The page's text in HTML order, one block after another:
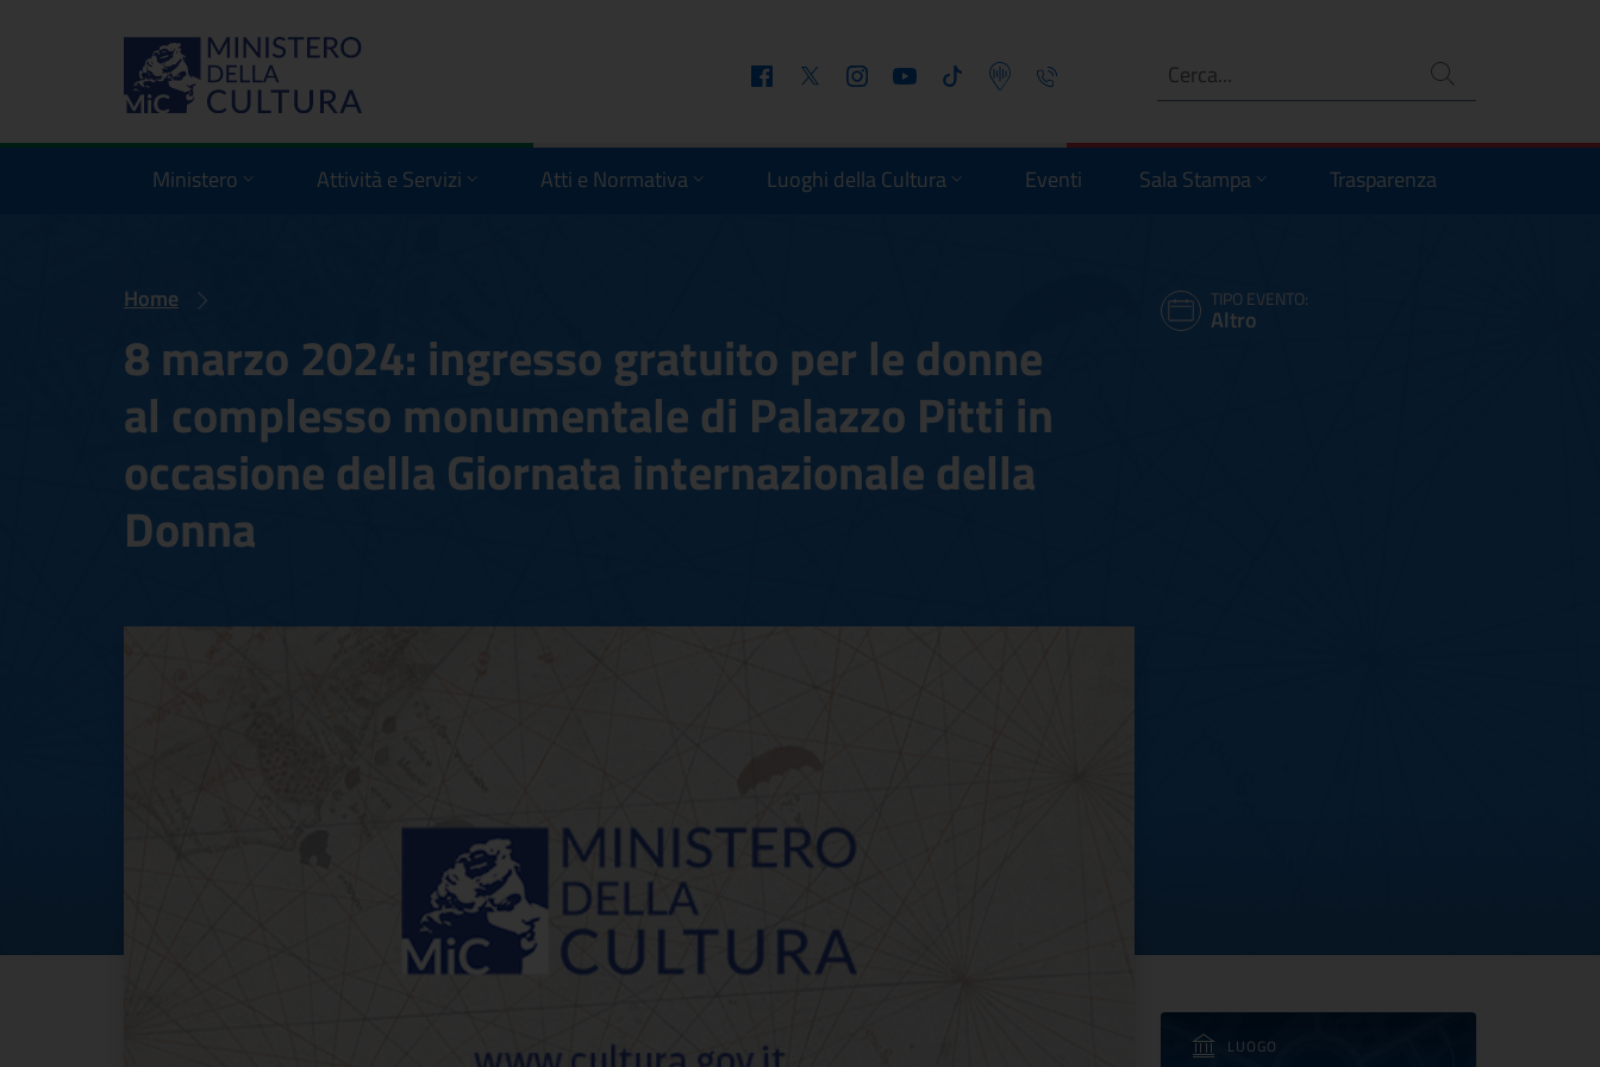
FacebookTwitter InstagramYoutube Tiktok Podcast Telefono Ricerca
Ministero Attività e Servizi Atti e Normativa Luoghi della Cultura Eventi Sala Stampa Trasparenza
Home
8 marzo 2024: ingresso gratuito per le donne
al complesso monumentale di Palazzo Pitti in
occasione della Giornata internazionale della
Donna
TIPO EVENTO:
Altro
LUOGO